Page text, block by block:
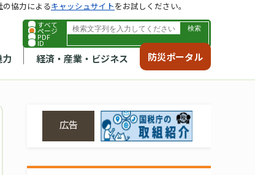
すべて
ページ
PDF
ID
経済・産業・ビジネス 防災ポータル
協力によるキャッシュサイトをお試しください。
広告